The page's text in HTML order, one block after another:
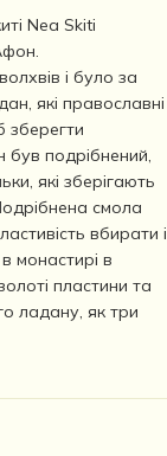
Nea Skiti
і було за
які православні
зберегти
подрібнений,
які зберігають
смола
вбирати і
монастирі в
пластини та
ладану, як три